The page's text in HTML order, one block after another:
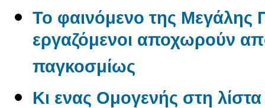
Το φαινόμενο της Μεγάλης
εργαζόμενοι αποχωρούν
παγκοσμίως
Κι ενας Ομογενής στη